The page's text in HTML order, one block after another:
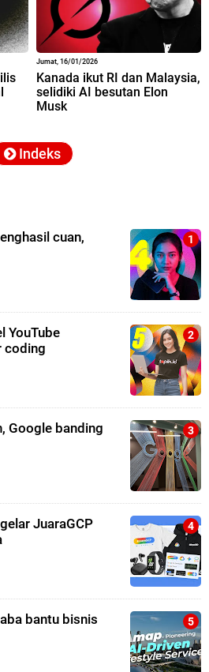
Jumat, 16/01/2026
Kanada ikut RI dan Malaysia,
selidiki AI besutan Elon
Musk
Indeks
cuan,
YouTube
coding
Google banding
JuaraGCP
bantu bisnis